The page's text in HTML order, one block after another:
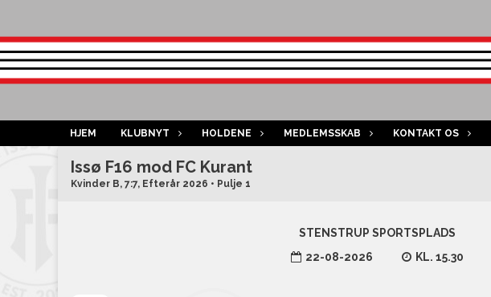
HJEM KLUBNYT HOLDENE MEDLEMSSKAB KONTAKT OS
Issø F16 mod FC Kurant
Kvinder B, 7:7, Efterår 2026 • Pulje 1
STENSTRUP SPORTSPLADS
22-08-2026
KL. 15.30